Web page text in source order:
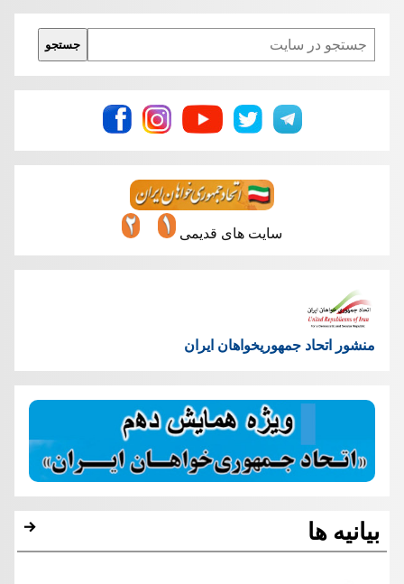
Search
جستجو
سایت های قدیمی
منشور اتحاد جمهوریخواهان ایران
بیانیه ها